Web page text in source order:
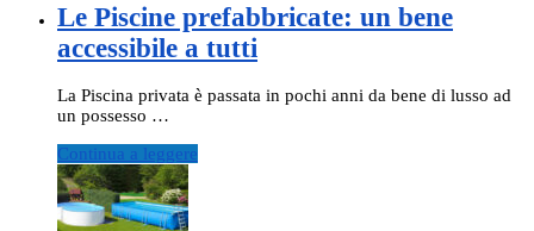
Le Piscine prefabbricate: un bene
accessibile a tutti
La Piscina privata è passata in pochi anni da bene di lusso ad
un possesso …
Continua a leggere